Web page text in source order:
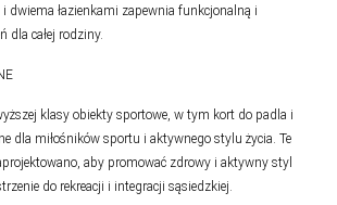
dwiema łazienkami zapewnia funkcjonalną i
dla całej rodziny.
klasy obiekty sportowe, w tym kort do padla i
dla miłośników sportu i aktywnego stylu życia. Te
aby promować zdrowy i aktywny styl
do rekreacji i integracji sąsiedzkiej.